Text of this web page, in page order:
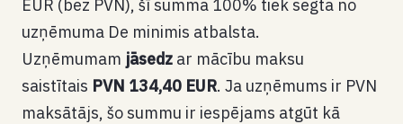
EUR (bez PVN), šī summa 100% tiek segta no
uzņēmuma De minimis atbalsta.
Uzņēmumam jāsedz ar mācību maksu
saistītais PVN 134,40 EUR. Ja uzņēmums ir PVN
maksātājs, šo summu ir iespējams atgūt kā